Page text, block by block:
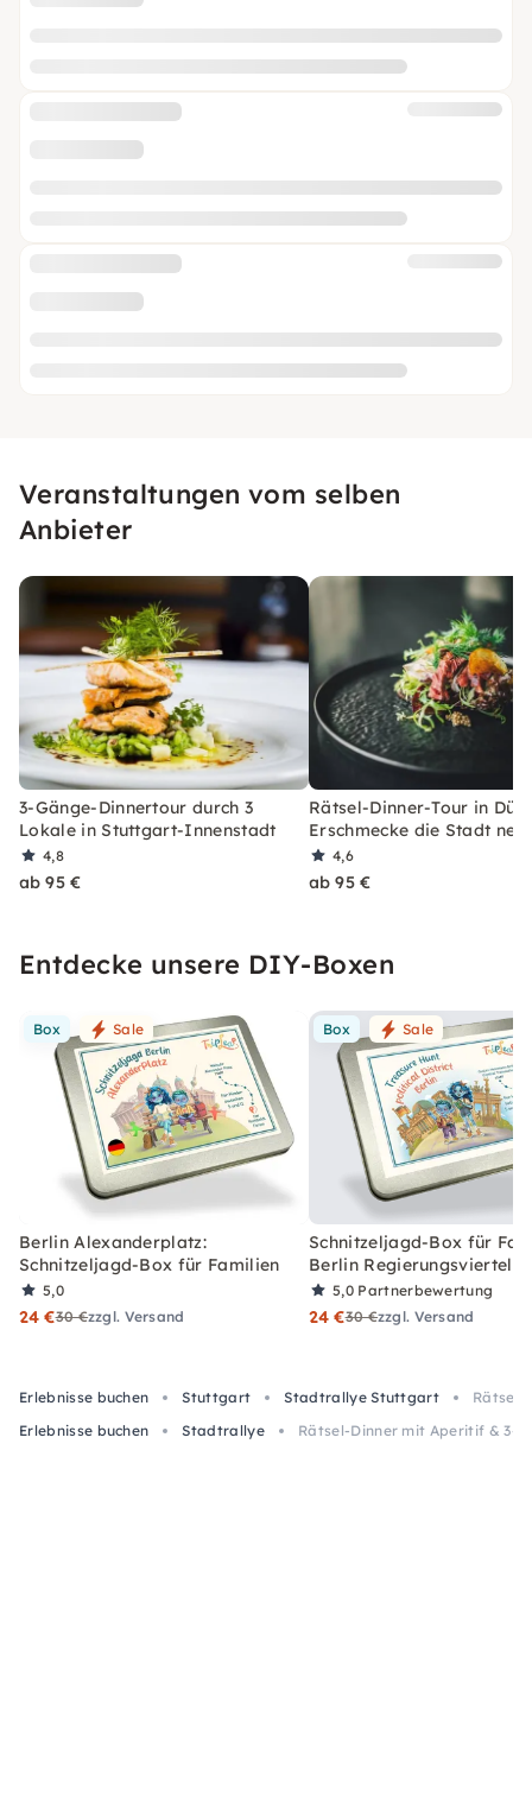
Veranstaltungen vom selben
Anbieter
3-Gänge-Dinnertour durch 3
Lokale in Stuttgart-Innenstadt
4,8
ab 95 €
Rätsel-Dinner-Tour in
Erschmecke die Stadt neu
4,6
ab 95 €
Entdecke unsere DIY-Boxen
Box Sale
Berlin Alexanderplatz:
Schnitzeljagd-Box für Familien
5,0
24 €30 €zzgl. Versand
Box Sale
Schnitzeljagd-Box für
Berlin Regierungsviertel
5,0 Partnerbewertung
24 €30 €zzgl. Versand
Erlebnisse buchen Stuttgart Stadtrallye Stuttgart
Rätsel-
Erlebnisse buchen
Stadtrallye Rätsel-Dinner mit Aperitif & 3-